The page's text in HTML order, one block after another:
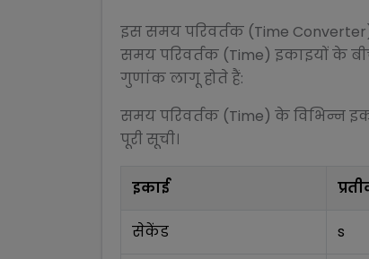
इससमय परिवर्तक (Time
समय परिवर्तक (Time) इकाइयों के
गुणांक लागू होते हैं:
समय परिवर्तक (Time) के विभिन्न
पूरी सूची।
इकाई
सेकेंड s